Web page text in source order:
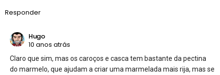
Responder
Hugo
10 anos atrás
Claro que sim, mas os caroços e casca tem bastante da pectina
do marmelo, que ajudam a criar uma marmelada mais rija, mas se